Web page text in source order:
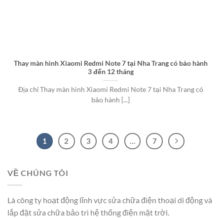
Thay màn hình Xiaomi Redmi Note 7 tại Nha Trang có bảo hành
3 đến 12 tháng
Địa chỉ Thay màn hình Xiaomi Redmi Note 7 tại Nha Trang có
bảo hành [...]
1 2 3 4 … 7
VỀ CHÚNG TÔI
Là công ty hoạt động lĩnh vực sửa chữa điện thoại di động và
lắp đặt sửa chữa bảo trì hệ thống điện mặt trời.